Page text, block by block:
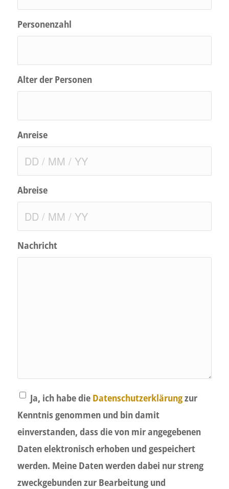
Personenzahl
Alter der Personen
Anreise
Abreise
Nachricht
Ja, ich habe die Datenschutzerklärungzur
Kenntnis genommen und bin damit
einverstanden, dass die von mir angegebenen
Daten elektronisch erhoben und gespeichert
werden. Meine Daten werden dabei nur streng
zweckgebunden zur Bearbeitung und